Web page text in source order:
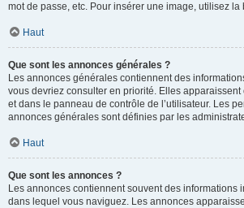
mot de passe, etc. Pour insérer une image, utilisez
Haut
Que sont les annonces générales ?
Les annonces générales contiennent des
vous devriez consulter en priorité. Elles
et dans le panneau de contrôle de l’utilisateur. Les
annonces générales sont définies par les
Haut
Que sont les annonces ?
Les annonces contiennent souvent des informations
dans lequel vous naviguez. Les annonces